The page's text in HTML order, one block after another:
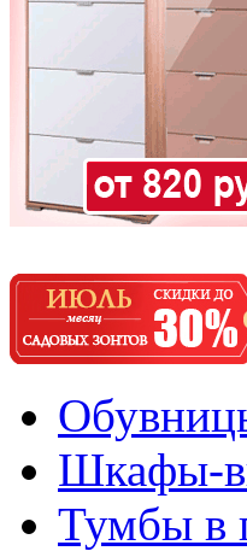
Шкафы-
Тумбы в